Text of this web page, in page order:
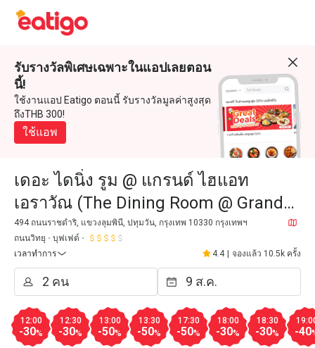
รับรางวัลพิเศษเฉพาะในแอปเลยตอน
นี้!
ใช้งานแอป Eatigo ตอนนี้ รับรางวัลมูลค่าสูงสุด
ถึงTHB 300!
ใช้แอพ
เดอะ ไดนิ่ง รูม @ แกรนด์ ไฮแอท
เอราวัณ (The Dining Room @ Grand
Hyatt Erawan)
494 ถนนราชดำริ, แขวงลุมพินี, ปทุมวัน, กรุงเทพ 10330 กรุงเทพฯ
ถนนวิทยุ
บุฟเฟต์
เวลาทำการ
4.4 จองแล้ว 10.5k ครั้ง
12:00
-30%
12:30
-30%
13:00
-50%
13:30
-50%
17:30
-50%
18:00
-30%
18:30
-30% -40